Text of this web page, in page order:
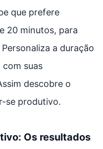
que prefere
20 minutos, para
a duração
suas
descobre o
se produtivo.
Os resultados